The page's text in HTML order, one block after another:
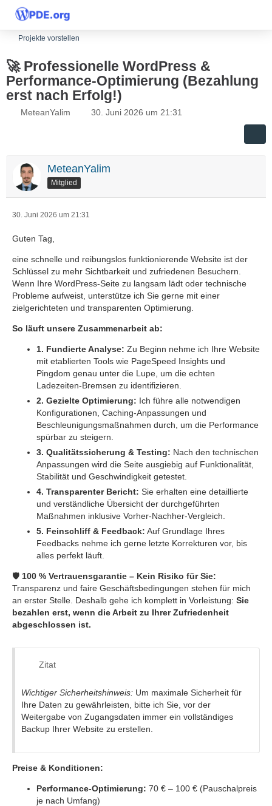
Projekte vorstellen
🚀 Professionelle WordPress &
Performance-Optimierung (Bezahlung
erst nach Erfolg!)
MeteanYalim 30. Juni 2026 um 21:31
MeteanYalim
Mitglied
30. Juni 2026 um 21:31
Guten Tag,
eine schnelle und reibungslos funktionierende Website ist der
Schlüssel zu mehr Sichtbarkeit und zufriedenen Besuchern.
Wenn Ihre WordPress-Seite zu langsam lädt oder technische
Probleme aufweist, unterstütze ich Sie gerne mit einer
zielgerichteten und transparenten Optimierung.
So läuft unsere Zusammenarbeit ab:
1. Fundierte Analyse: Zu Beginn nehme ich Ihre Website
mit etablierten Tools wie PageSpeed Insights und
Pingdom genau unter die Lupe, um die echten
Ladezeiten-Bremsen zu identifizieren.
2. Gezielte Optimierung: Ich führe alle notwendigen
Konfigurationen, Caching-Anpassungen und
Beschleunigungsmaßnahmen durch, um die Performance
spürbar zu steigern.
3. Qualitätssicherung & Testing: Nach den technischen
Anpassungen wird die Seite ausgiebig auf Funktionalität,
Stabilität und Geschwindigkeit getestet.
4. Transparenter Bericht: Sie erhalten eine detaillierte
und verständliche Übersicht der durchgeführten
Maßnahmen inklusive Vorher-Nachher-Vergleich.
5. Feinschliff & Feedback: Auf Grundlage Ihres
Feedbacks nehme ich gerne letzte Korrekturen vor, bis
alles perfekt läuft.
🛡️ 100 % Vertrauensgarantie – Kein Risiko für Sie:
Transparenz und faire Geschäftsbedingungen stehen für mich
an erster Stelle. Deshalb gehe ich komplett in Vorleistung: Sie
bezahlen erst, wenn die Arbeit zu Ihrer Zufriedenheit
abgeschlossen ist.
Zitat
Wichtiger Sicherheitshinweis: Um maximale Sicherheit für
Ihre Daten zu gewährleisten, bitte ich Sie, vor der
Weitergabe von Zugangsdaten immer ein vollständiges
Backup Ihrer Website zu erstellen.
Preise & Konditionen:
Performance-Optimierung: 70 € – 100 € (Pauschalpreis
je nach Umfang)